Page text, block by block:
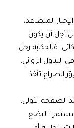
المتصاعد،
أجل أن يكون
فالحكاية رجل
الروائي،
الصراع تأخذ
الصفحة الأولى،
مستمرا، ليضع